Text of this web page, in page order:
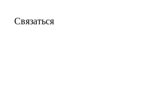
Связаться